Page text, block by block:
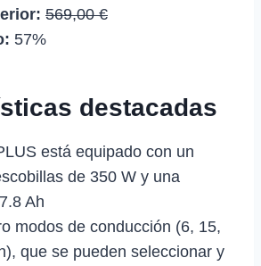
569,00 €
57%
destacadas
está equipado con un
de 350 W y una
Ah
modos de conducción (6, 15,
que se pueden seleccionar y